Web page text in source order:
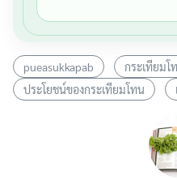
pueasukkapab
กระเทียมโ
ประโยชน์ของกระเทียมโทน